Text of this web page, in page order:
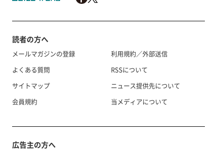
読者の方へ
メールマガジンの登録
よくある質問
サイトマップ
会員規約
利用規約／外部送信
RSSについて
ニュース提供先について
当メディアについて
広告主の方へ